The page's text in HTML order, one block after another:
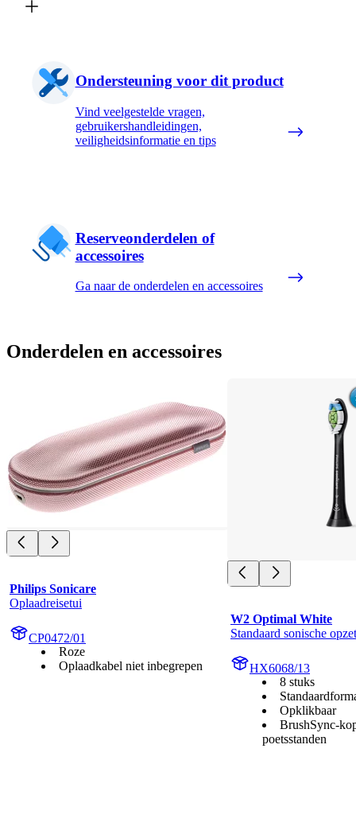
Ondersteuning voor dit product
Vind veelgestelde vragen,
gebruikershandleidingen,
veiligheidsinformatie en tips
Reserveonderdelen of
accessoires
Ga naar de onderdelen en accessoires
Onderdelen en accessoires
Philips Sonicare
Oplaadreisetui
CP0472/01
Roze
Oplaadkabel niet inbegrepen
W2 Optimal White
Standaard sonische
HX6068/13
8 stuks
Opklikbaar
BrushSync-
poetsstanden